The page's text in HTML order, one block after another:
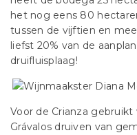
het nog eens 80
tussen de vijftien en
liefst 20% van de
druifluisplaag!
Voor de Crianza
Grávalos druiven van